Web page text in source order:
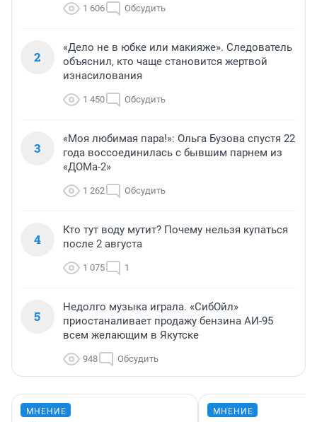
1 606 Обсудить
2
«Дело не в юбке или макияже». Следователь
объяснил, кто чаще становится жертвой
изнасилования
1 450 Обсудить
3
«Моя любимая пара!»: Ольга Бузова спустя 22
года воссоединилась с бывшим парнем из
«ДОМа-2»
1 262 Обсудить
4
Кто тут воду мутит? Почему нельзя купаться
после 2 августа
1 075 1
5
Недолго музыка играла. «СибОйл»
приостаналивает продажу бензина АИ-95
всем желающим в Якутске
948 Обсудить
МНЕНИЕ МНЕНИЕ